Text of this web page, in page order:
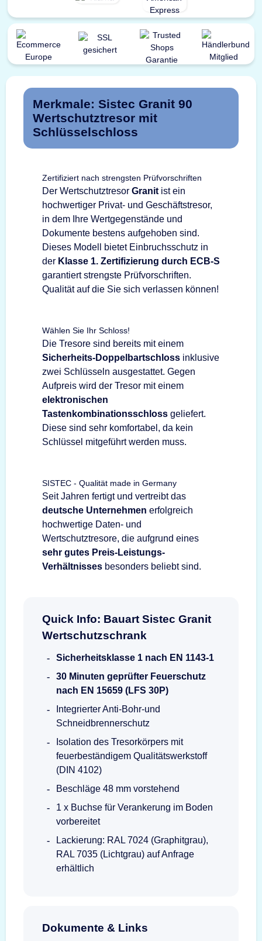
Merkmale: Sistec Granit 90
Wertschutztresor mit
Schlüsselschloss
Zertifiziert nach strengsten Prüfvorschriften
Der Wertschutztresor Granit ist ein
hochwertiger Privat- und Geschäftstresor,
in dem Ihre Wertgegenstände und
Dokumente bestens aufgehoben sind.
Dieses Modell bietet Einbruchsschutz in
der Klasse 1. Zertifizierung durch ECB-S
garantiert strengste Prüfvorschriften.
Qualität auf die Sie sich verlassen können!
Wählen Sie Ihr Schloss!
Die Tresore sind bereits mit einem
Sicherheits-Doppelbartschloss inklusive
zwei Schlüsseln ausgestattet. Gegen
Aufpreis wird der Tresor mit einem
elektronischen
Tastenkombinationsschloss geliefert.
Diese sind sehr komfortabel, da kein
Schlüssel mitgeführt werden muss.
SISTEC - Qualität made in Germany
Seit Jahren fertigt und vertreibt das
deutsche Unternehmen erfolgreich
hochwertige Daten- und
Wertschutztresore, die aufgrund eines
sehr gutes Preis-Leistungs-
Verhältnisses besonders beliebt sind.
Quick Info: Bauart Sistec Granit
Wertschutzschrank
Sicherheitsklasse 1 nach EN 1143-1
30 Minuten geprüfter Feuerschutz
nach EN 15659 (LFS 30P)
Integrierter Anti-Bohr-und
Schneidbrennerschutz
Isolation des Tresorkörpers mit
feuerbeständigem Qualitätswerkstoff
(DIN 4102)
Beschläge 48 mm vorstehend
1 x Buchse für Verankerung im Boden
vorbereitet
Lackierung: RAL 7024 (Graphitgrau),
RAL 7035 (Lichtgrau) auf Anfrage
erhältlich
Dokumente & Links